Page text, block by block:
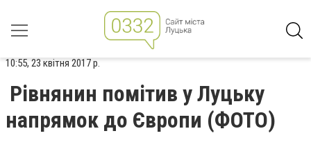
10:55, 23 квітня 2017 р.
Рівнянин помітив у Луцьку
напрямок до Європи (ФОТО)